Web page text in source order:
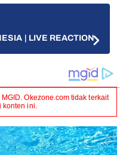
| LIVE REACTION